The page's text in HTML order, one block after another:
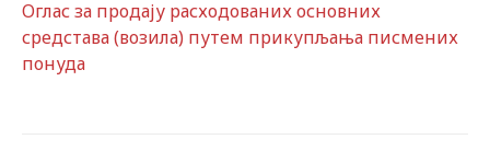
Оглас за продају расходованих основних
средстава (возила) путем прикупљања писмених
понуда